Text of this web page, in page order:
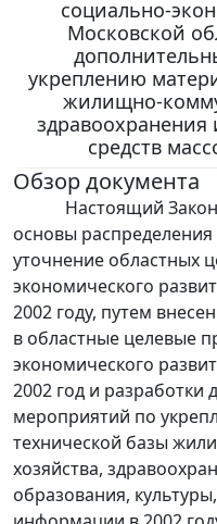
социально-
Московской
укреплению
жилищно-
здравоохранения
средств
Обзор документа
Настоящий Закон
основы
уточнение областных
экономического
2002 году, путем
в областные целевые
экономического
2002 год и разработки
мероприятий по
технической базы
хозяйства,
образования,